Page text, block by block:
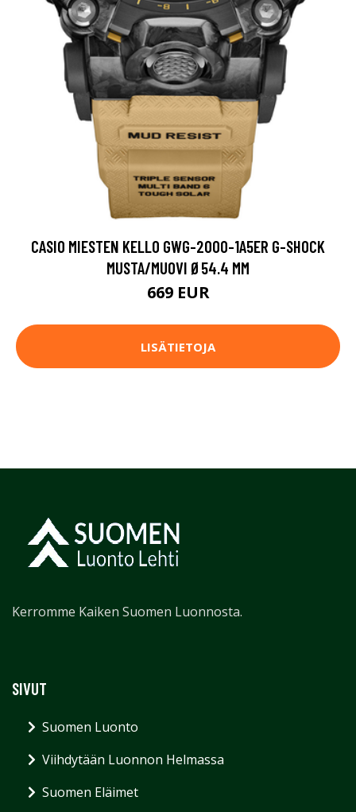
CASIO MIESTEN KELLO GWG-2000-1A5ER G-SHOCK
MUSTA/MUOVI Ø54.4 MM
669 EUR
LISÄTIETOJA
Kerromme Kaiken Suomen Luonnosta.
SIVUT
Suomen Luonto
Viihdytään Luonnon Helmassa
Suomen Eläimet